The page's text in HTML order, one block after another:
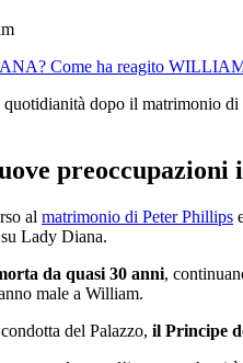
Come ha reagito
quotidianità dopo il matrimonio
preoccupazioni
al matrimonio di Peter Phillips
Lady Diana.
da quasi 30 anni,
male a William.
del Palazzo, il Principe